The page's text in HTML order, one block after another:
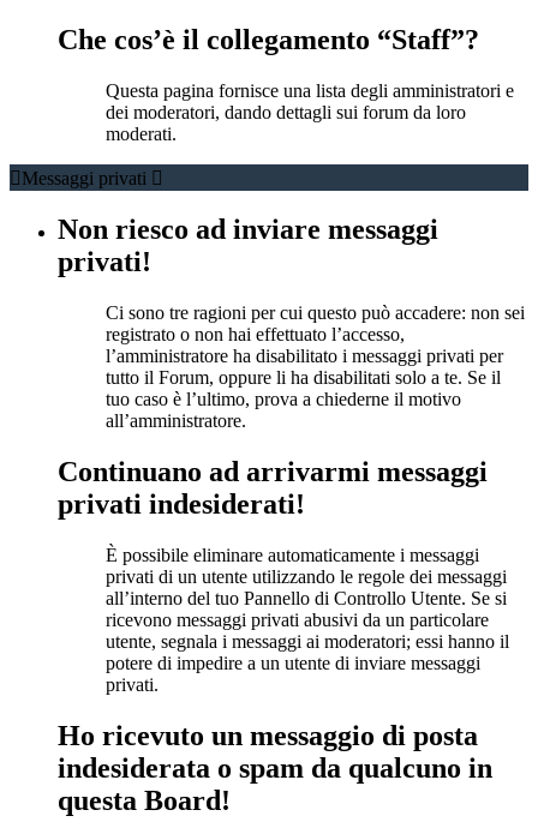
Che cos’è il collegamento “Staff”?
Questa pagina fornisce una lista degli amministratori e
dei moderatori, dando dettagli sui forum da loro
moderati.
Messaggi privati
Non riesco ad inviare messaggi
privati!
Ci sono tre ragioni per cui questo può accadere: non sei
registrato o non hai effettuato l’accesso,
l’amministratore ha disabilitato i messaggi privati per
tutto il Forum, oppure li ha disabilitati solo a te. Se il
tuo caso è l’ultimo, prova a chiederne il motivo
all’amministratore.
Continuano ad arrivarmi messaggi
privati indesiderati!
È possibile eliminare automaticamente i messaggi
privati ​​di un utente utilizzando le regole dei messaggi
all’interno del tuo Pannello di Controllo Utente. Se si
ricevono messaggi privati ​​abusivi da un particolare
utente, segnala i messaggi ai moderatori; essi hanno il
potere di impedire a un utente di inviare messaggi
privati​​.
Ho ricevuto un messaggio di posta
indesiderata o spam da qualcuno in
questa Board!